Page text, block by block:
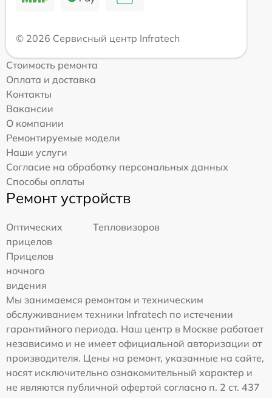
© 2026 Сервисный центр Infratech
Стоимость ремонта
Оплата и доставка
Контакты
Вакансии
О компании
Ремонтируемые модели
Наши услуги
Согласие на обработку персональных данных
Способы оплаты
Ремонт устройств
Оптических
прицелов
Тепловизоров
Прицелов
ночного
видения
Мы занимаемся ремонтом и техническим
обслуживанием техники Infratech по истечении
гарантийного периода. Наш центр в Москве работает
независимо и не имеет официальной авторизации от
производителя. Цены на ремонт, указанные на сайте,
носят исключительно ознакомительный характер и
не являются публичной офертой согласно п. 2 ст. 437